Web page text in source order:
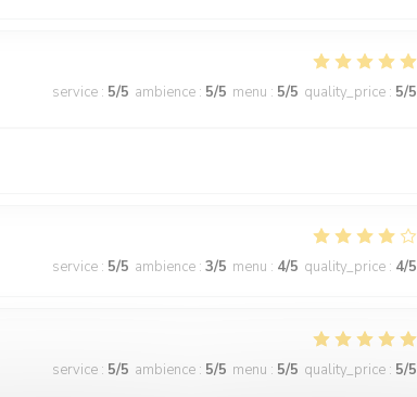
service : 5/5 ambience : 5/5 menu : 5/5 quality_price : 5/5
service : 5/5 ambience : 3/5 menu : 4/5 quality_price : 4/5
service : 5/5 ambience : 5/5 menu : 5/5 quality_price : 5/5